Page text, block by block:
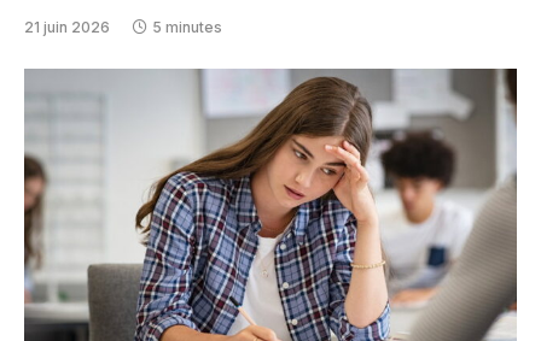
21 juin 2026 5 minutes